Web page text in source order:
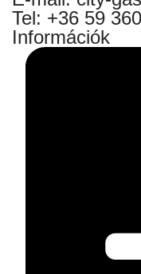
Tel: +36 59
Információk